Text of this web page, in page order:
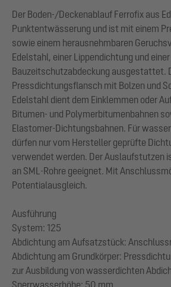
Der Boden-/Deckenablauf Ferrofix aus
Punktentwässerung und ist mit einem
sowie einem herausnehmbaren
Edelstahl, einer Lippendichtung und einer
Bauzeitschutzabdeckung ausgestattet.
Pressdichtungsflansch mit Bolzen und
Edelstahl dient dem Einklemmen oder
Bitumen- und Polymerbitumenbahnen
Elastomer-Dichtungsbahnen. Für
dürfen nur vom Hersteller geprüfte
verwendet werden. Der Auslaufstutzen
an SML-Rohre geeignet. Mit
Potentialausgleich.
Ausführung
System: 125
Abdichtung am Aufsatzstück:
Abdichtung am Grundkörper:
zur Ausbildung von wasserdichten
Sperrwasserhöhe: 50 mm